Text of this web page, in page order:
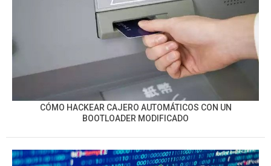
CÓMO HACKEAR CAJERO AUTOMÁTICOS CON UN
BOOTLOADER MODIFICADO